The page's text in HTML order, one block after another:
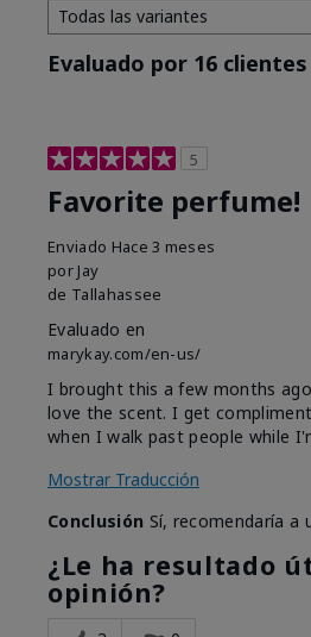
Evaluado por 16 clientes
5
Favorite perfume!
Enviado Hace 3 meses
por Jay
de Tallahassee
Evaluado en
marykay.com/en-us/
I brought this a few months
love the scent. I get
when I walk past people while
Mostrar Traducción
Conclusión Sí, recomendaría a
¿Le ha resultado
opinión?